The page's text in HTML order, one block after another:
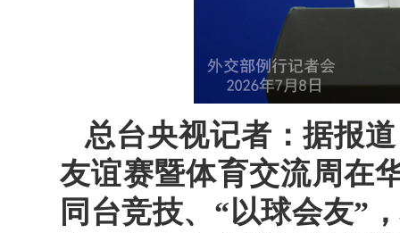
总台央视记者：据报
友谊赛暨体育交流周在
同台竞技、“以球会友”